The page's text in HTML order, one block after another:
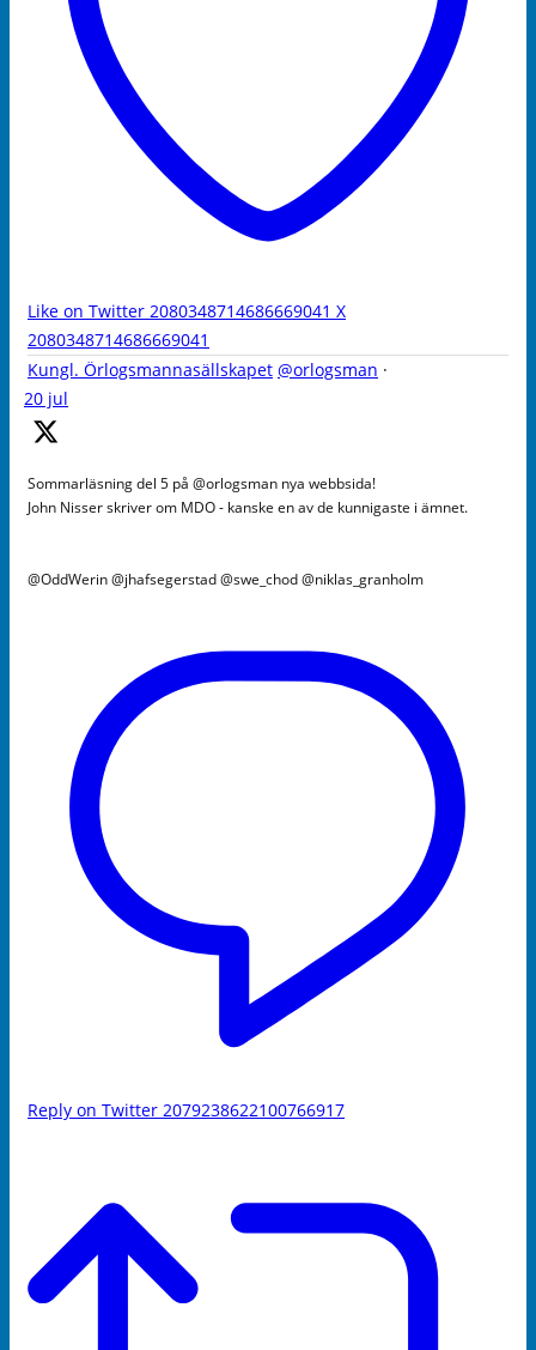
Like on Twitter 2080348714686669041 X
2080348714686669041
Kungl. Örlogsmannasällskapet @orlogsman ·
20 jul
Sommarläsning del 5 på @orlogsman nya webbsida!
John Nisser skriver om MDO - kanske en av de kunnigaste i ämnet.
@OddWerin @jhafsegerstad @swe_chod @niklas_granholm
Reply on Twitter 2079238622100766917